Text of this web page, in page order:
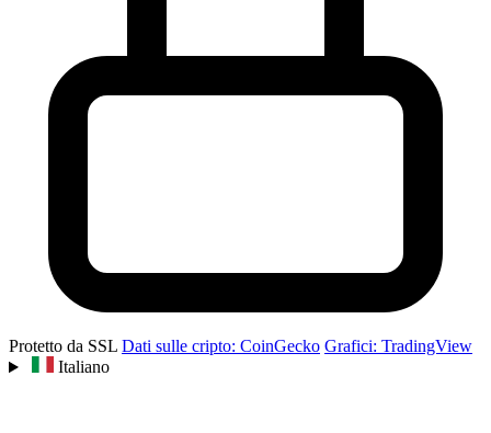
Protetto da SSL Dati sulle cripto: CoinGecko Grafici: TradingView
Italiano